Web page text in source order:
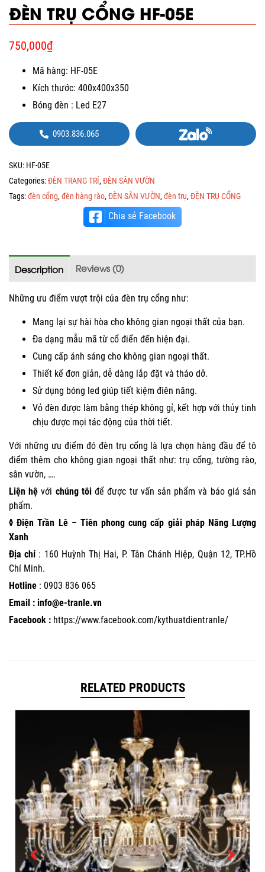
ĐÈN TRỤ CỔNG HF-05E
750,000₫
Mã hàng: HF-05E
Kích thước: 400x400x350
Bóng đèn : Led E27
0903.836.065
SKU: HF-05E
Categories:ĐÈN TRANG TRÍ, ĐÈN SÂN VƯỜN
Tags:đèn cổng, đèn hàng rào, ĐÈN SÂN VƯỜN, đèn trụ, ĐÈN TRỤ CỔNG
Chia sẻ Facebook
Description Reviews (0)
Những ưu điểm vượt trội của đèn trụ cổng như:
Mang lại sự hài hòa cho không gian ngoại thất của bạn.
Đa dạng mẫu mã từ cổ điển đến hiện đại.
Cung cấp ánh sáng cho không gian ngoại thất.
Thiết kế đơn giản, dễ dàng lắp đặt và tháo dở.
Sử dụng bóng led giúp tiết kiệm điên năng.
Vỏ đèn được làm bằng thép không gỉ, kết hợp với thủy tinh
chịu được mọi tác động của thời tiết.
Với những ưu điểm đó đèn trụ cổng là lựa chọn hàng đầu để tô
điểm thêm cho không gian ngoại thất như: trụ cổng, tường rào,
sân vườn, ….
Liện hệ với chúng tôi để được tư vấn sản phẩm và báo giá sản
phẩm.
◊ Điện Trần Lê – Tiên phong cung cấp giải pháp Năng Lượng
Xanh
Địa chỉ : 160 Huỳnh Thị Hai, P. Tân Chánh Hiệp, Quận 12, TP.Hồ
Chí Minh.
Hotline : 0903 836 065
Email : info@e-tranle.vn
Facebook : https://www.facebook.com/kythuatdientranle/
RELATED PRODUCTS